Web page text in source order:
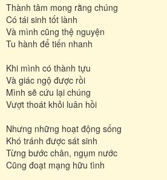
Thành tâm mong rằng chúng
Có tái sinh tốt lành
Và mình cũng thệ nguyện
Tu hành để tiến nhanh
Khi mình có thành tựu
Và giác ngộ được rồi
Mình sẽ cứu lại chúng
Vượt thoát khỏi luân hồi
Nhưng những hoạt động sống
Khó tránh được sát sinh
Từng bước chân, ngụm nước
Cũng đoạt mạng hữu tình